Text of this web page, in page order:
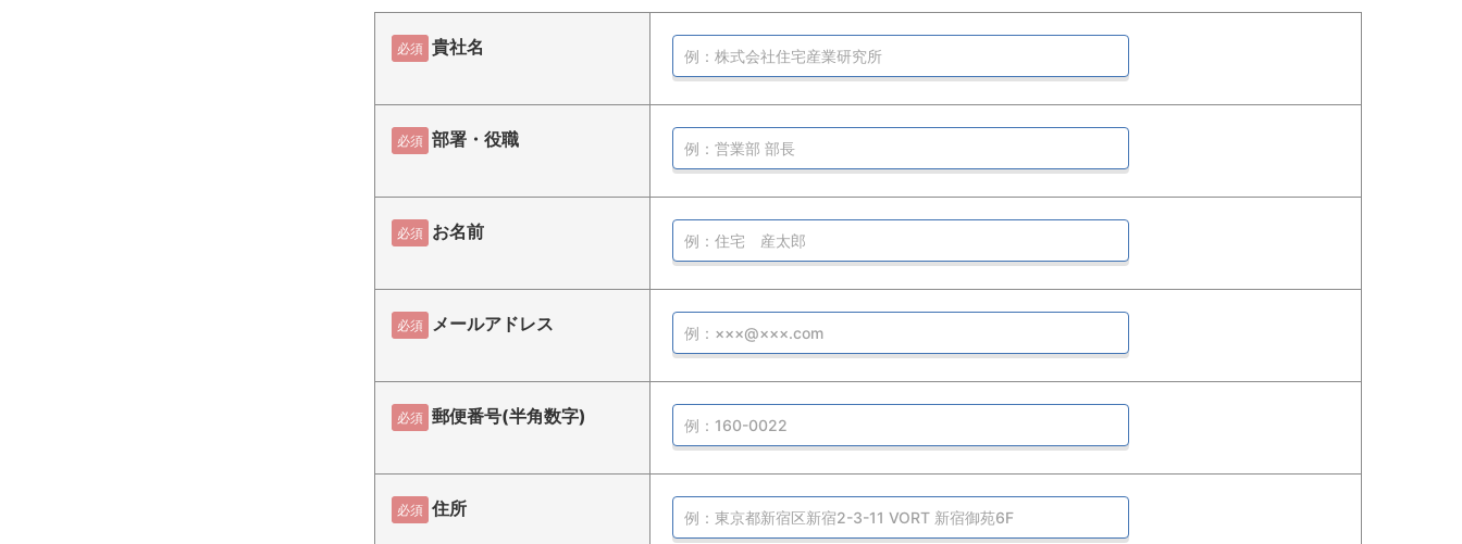
必須 貴社名
必須 部署・役職
必須 お名前
必須 メールアドレス
必須 郵便番号(半角数字)
必須 住所